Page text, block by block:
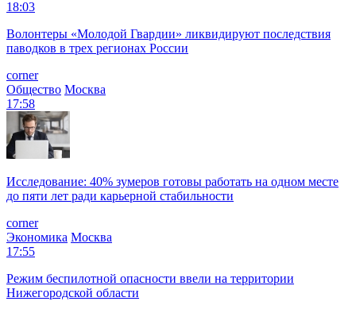
18:03
Волонтеры «Молодой Гвардии» ликвидируют последствия
паводков в трех регионах России
corner
Общество Москва
17:58
Исследование: 40% зумеров готовы работать на одном месте
до пяти лет ради карьерной стабильности
corner
Экономика Москва
17:55
Режим беспилотной опасности ввели на территории
Нижегородской области